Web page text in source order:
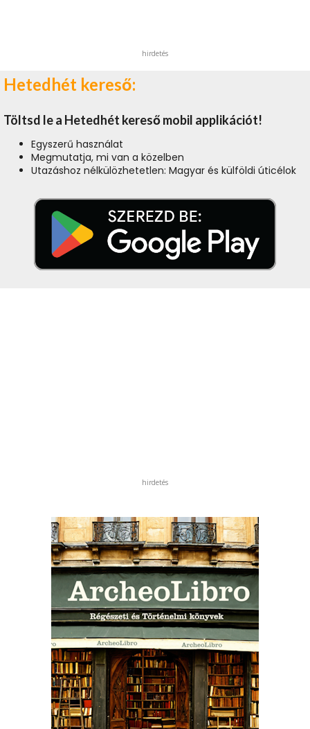
hirdetés
Hetedhét kereső:
Töltsd le a Hetedhét kereső mobil applikációt!
Egyszerű használat
Megmutatja, mi van a közelben
Utazáshoz nélkülözhetetlen: Magyar és külföldi úticélok
hirdetés